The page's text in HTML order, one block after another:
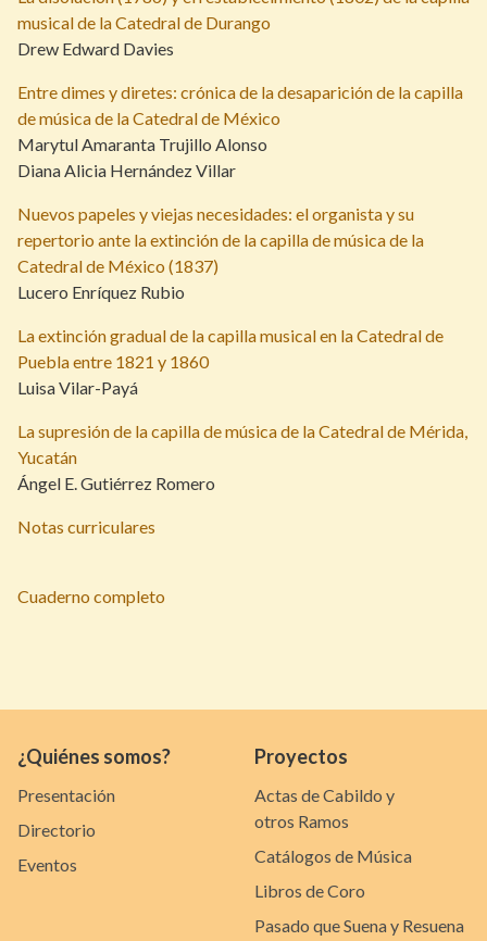
musical de la Catedral de Durango
Drew Edward Davies
Entre dimes y diretes: crónica de la desaparición de la capilla
de música de la Catedral de México
Marytul Amaranta Trujillo Alonso
Diana Alicia Hernández Villar
Nuevos papeles y viejas necesidades: el organista y su
repertorio ante la extinción de la capilla de música de la
Catedral de México (1837)
Lucero Enríquez Rubio
La extinción gradual de la capilla musical en la Catedral de
Puebla entre 1821 y 1860
Luisa Vilar-Payá
La supresión de la capilla de música de la Catedral de Mérida,
Yucatán
Ángel E. Gutiérrez Romero
Notas curriculares
Cuaderno completo
¿Quiénes somos?
Presentación
Directorio
Eventos
Proyectos
Actas de Cabildo y
otros Ramos
Catálogos de Música
Libros de Coro
Pasado que Suena y Resuena